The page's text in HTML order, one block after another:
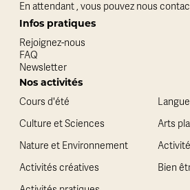
En attendant , vous pouvez nous
Infos pratiques
Rejoignez-nous
FAQ
Newsletter
Nos activités
Cours d'été
Culture et Sciences
Arts
Nature et Environnement
Activités créatives
Bien